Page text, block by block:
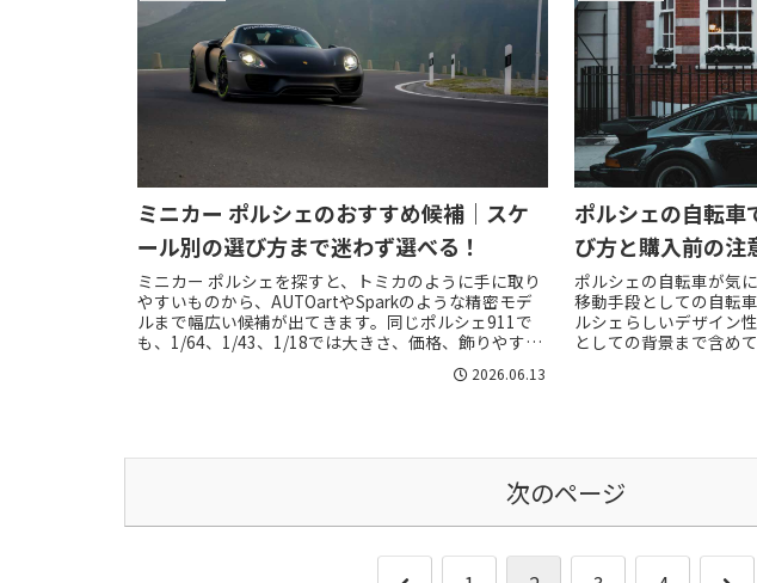
ミニカー ポルシェのおすすめ候補｜スケ
ール別の選び方まで迷わず選べる！
ミニカー ポルシェを探すと、トミカのように手に取り
やすいものから、AUTOartやSparkのような精密モデ
ルまで幅広い候補が出てきます。同じポルシェ911で
も、1/64、1/43、1/18では大きさ、価格、飾りやす
2026.06.13
ポルシェの自転車
び方と購入前の注
ポルシェの自転車が気
移動手段としての自転
ルシェらしいデザイン
としての背景まで含め
次のページ